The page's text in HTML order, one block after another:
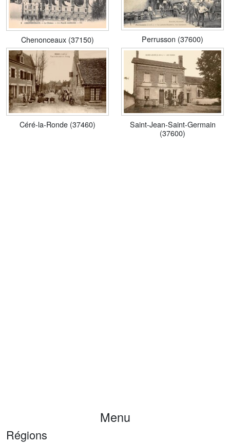
Chenonceaux (37150) Perrusson (37600)
Céré-la-Ronde (37460)
Saint-Jean-Saint-Germain
(37600)
Menu
Régions